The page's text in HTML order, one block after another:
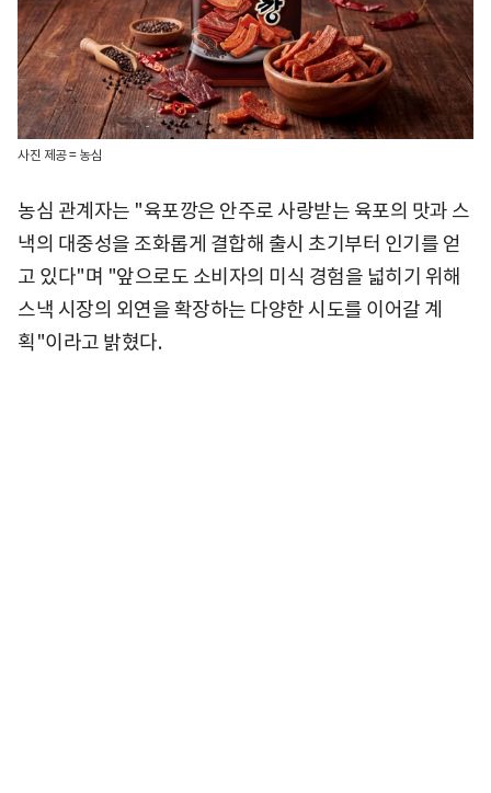
사진 제공 = 농심
농심 관계자는 "육포깡은 안주로 사랑받는 육포의 맛과 스
낵의 대중성을 조화롭게 결합해 출시 초기부터 인기를 얻
고 있다"며 "앞으로도 소비자의 미식 경험을 넓히기 위해
스낵 시장의 외연을 확장하는 다양한 시도를 이어갈 계
획"이라고 밝혔다.